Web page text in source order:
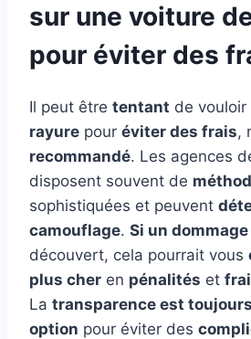
sur une voiture
pour éviter des
Il peut être tentant de vouloir
rayure pour éviter des frais,
recommandé. Les agences
disposent souvent de
sophistiquées et peuvent
camouflage. Si un
découvert, cela pourrait vous
plus cher en pénalités et
La transparence est
option pour éviter des